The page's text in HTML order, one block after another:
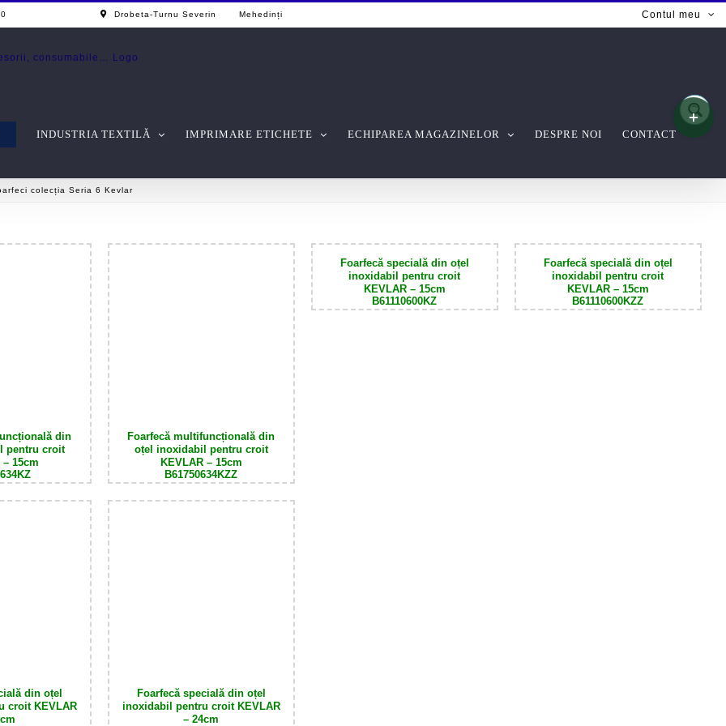
- 17.00 Drobeta-Turnu Severin Mehedinți Contul meu
INDUSTRIA TEXTILĂ IMPRIMARE ETICHETE ECHIPAREA MAGAZINELOR DESPRE NOI CONTACT
colecția Seria 6 Kevlar
din
pentru croit
– 15cm
Foarfecă multifuncțională din
oțel inoxidabil pentru croit
KEVLAR– 15cm
B61750634KZZ
Foarfecă specială din oțel
inoxidabil pentru croit
KEVLAR– 15cm
B61110600KZ
Foarfecă specială din oțel
inoxidabil pentru croit
KEVLAR– 15cm
B61110600KZZ
din oțel
croit KEVLAR
cm
Foarfecă specială din oțel
inoxidabil pentru croit KEVLAR
– 24cm
Toggle
Sliding
Bar
Area